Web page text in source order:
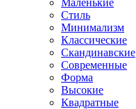
Маленькие
Стиль
Минимализм
Классические
Скандинавские
Современные
Форма
Высокие
Квадратные